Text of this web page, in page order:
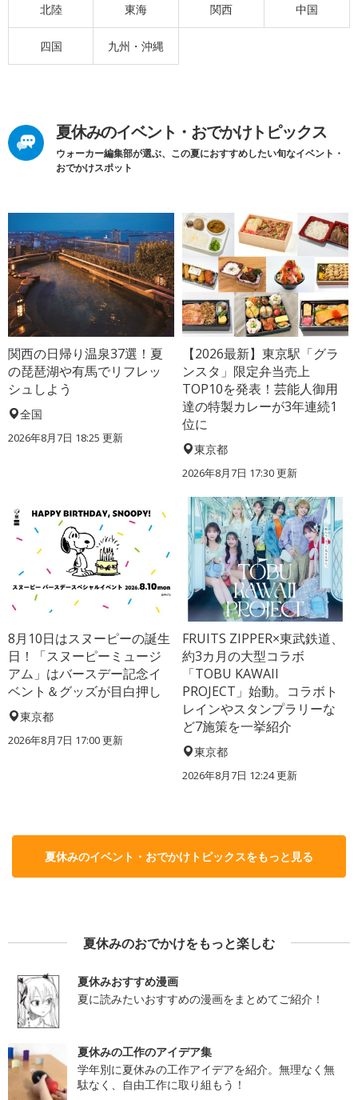
北陸 東海 関西 中国
四国 九州・沖縄
夏休みのイベント・おでかけトピックス
ウォーカー編集部が選ぶ、この夏におすすめしたい旬なイベント・
おでかけスポット
関西の日帰り温泉37選！夏
の琵琶湖や有馬でリフレッ
シュしよう
全国
2026年8月7日 18:25 更新
【2026最新】東京駅「グラ
ンスタ」限定弁当売上
TOP10を発表！芸能人御用
達の特製カレーが3年連続1
位に
東京都
2026年8月7日 17:30更新
8月10日はスヌーピーの誕生
日！「スヌーピーミュージ
アム」はバースデー記念イ
ベント＆グッズが目白押し
東京都
2026年8月7日 17:00更新
FRUITS ZIPPER×東武鉄道、
約3カ月の大型コラボ
「TOBU KAWAII
PROJECT」始動。コラボト
レインやスタンプラリーな
ど7施策を一挙紹介
東京都
2026年8月7日 12:24更新
夏休みのイベント・おでかけトピックスをもっと見る
夏休みのおでかけをもっと楽しむ
夏休みおすすめ漫画
夏に読みたいおすすめの漫画をまとめてご紹介！
夏休みの工作のアイデア集
学年別に夏休みの工作アイデアを紹介。無理なく無
駄なく、自由工作に取り組もう！